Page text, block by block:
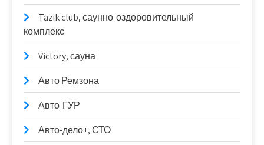
Tazik club, саунно-оздоровительный
комплекс
Victory, сауна
Авто Ремзона
Авто-ГУР
Авто-дело+, СТО